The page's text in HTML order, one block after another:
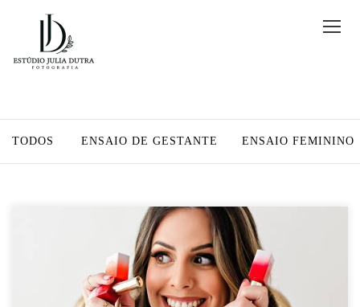
TODOS ENSAIO DE GESTANTE ENSAIO FEMININO